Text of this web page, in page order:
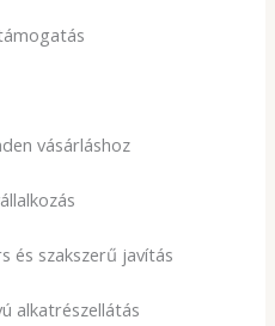
vásárláshoz
és szakszerű javítás
alkatrészellátás